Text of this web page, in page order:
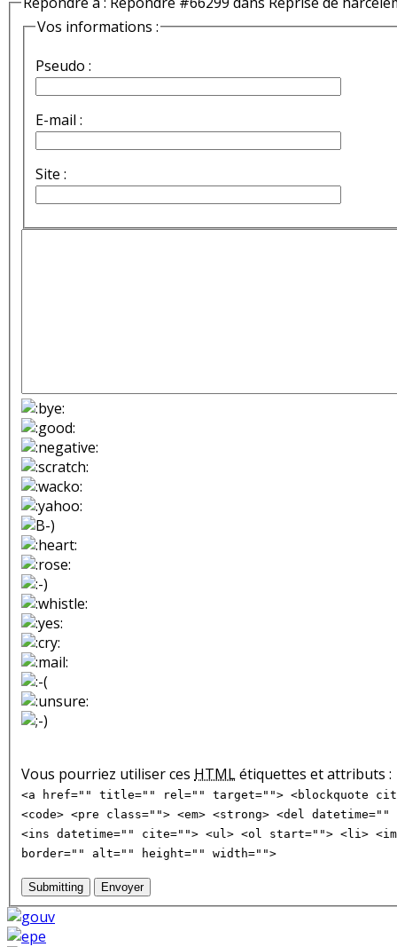
Vos informations :
Pseudo :
E-mail :
Site :
Vous pourriez utiliser ces HTMLétiquettes et attributs :
<a href="" title="" rel="" target=""> <blockquote
<code> <pre class=""> <em> <strong> <del
<ins datetime="" cite=""> <ul> <ol start=""> <li>
border="" alt="" height="" width="">
Submitting Envoyer